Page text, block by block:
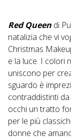
Red Queen di
natalizia che vi
Christmas
e la luce. I colori
uniscono per
sguardo è
contraddistinti
occhi un tratto
per le più
donne che